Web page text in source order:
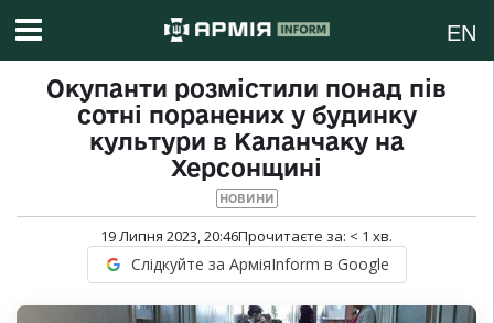
EN
Окупанти розмістили понад пів
сотні поранених у будинку
культури в Каланчаку на
Херсонщині
НОВИНИ
19 Липня 2023, 20:46Прочитаєте за: < 1 хв.
Слідкуйте за АрміяInform в Google